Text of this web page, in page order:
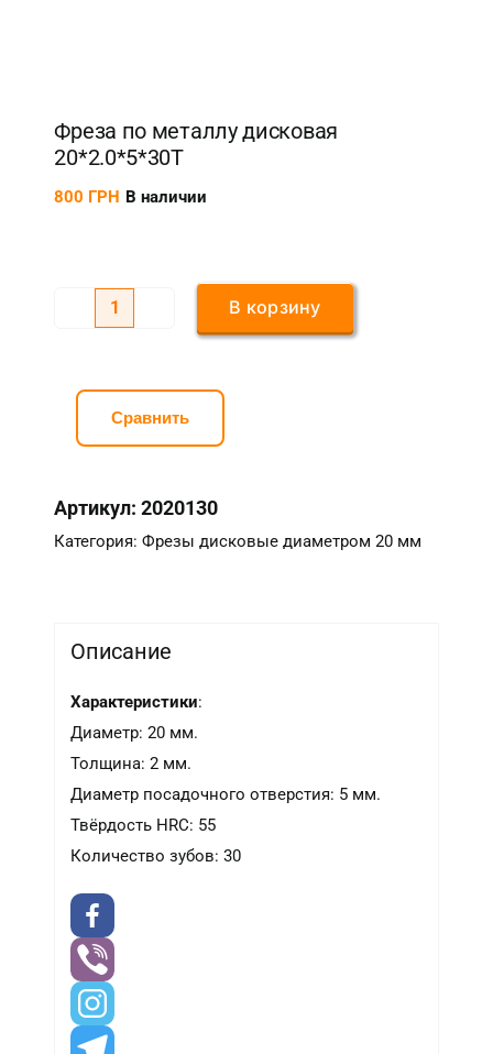
Фреза по металлу дисковая
20*2.0*5*30T
800 ГРН В наличии
по
металлу
20*2.0*5*30T
В корзину
Сравнить
Артикул:2020130
Категория:Фрезы дисковые диаметром 20 мм
Описание
Характеристики:
Диаметр: 20 мм.
Толщина: 2 мм.
Диаметр посадочного отверстия: 5 мм.
Твёрдость HRC: 55
Количество зубов: 30